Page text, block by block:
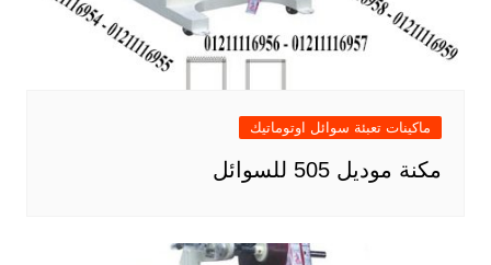
ماكينات تعبئة سوائل اوتوماتيك
مكنة موديل 505 للسوائل